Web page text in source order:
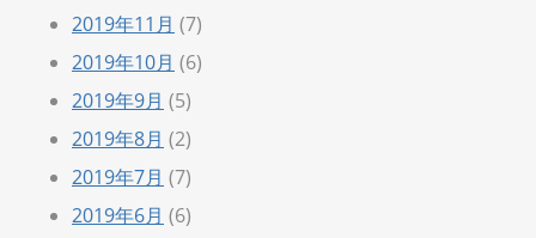
2019年11月 (7)
2019年10月 (6)
2019年9月 (5)
2019年8月 (2)
2019年7月 (7)
2019年6月 (6)